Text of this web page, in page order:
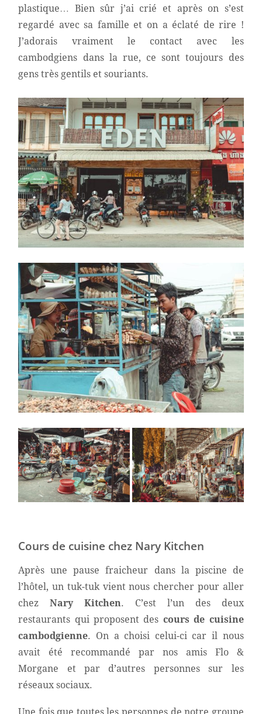
plastique… Bien sûr j’ai crié et après on s’est
regardé avec sa famille et on a éclaté de rire !
J’adorais vraiment le contact avec les
cambodgiens dans la rue, ce sont toujours des
gens très gentils et souriants.
Cours de cuisine chez Nary Kitchen
Après une pause fraicheur dans la piscine de
l’hôtel, un tuk-tuk vient nous chercher pour aller
chezNary Kitchen. C’est l’un des deux
restaurants qui proposent des cours de cuisine
cambodgienne. On a choisi celui-ci car il nous
avait été recommandé par nos amis Flo &
Morgane et par d’autres personnes sur les
réseaux sociaux.